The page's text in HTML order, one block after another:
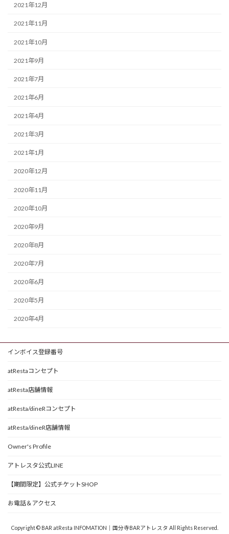
2021年12月
2021年11月
2021年10月
2021年9月
2021年7月
2021年6月
2021年4月
2021年3月
2021年1月
2020年12月
2020年11月
2020年10月
2020年9月
2020年8月
2020年7月
2020年6月
2020年5月
2020年4月
インボイス登録番号
atRestaコンセプト
atResta店舗情報
atResta/dineRコンセプト
atResta/dineR店舗情報
Owner's Profile
アトレスタ公式LINE
【期間限定】公式チケットSHOP
お電話＆アクセス
Copyright © BAR atResta INFOMATION｜国分寺BARアトレスタ All Rights Reserved.